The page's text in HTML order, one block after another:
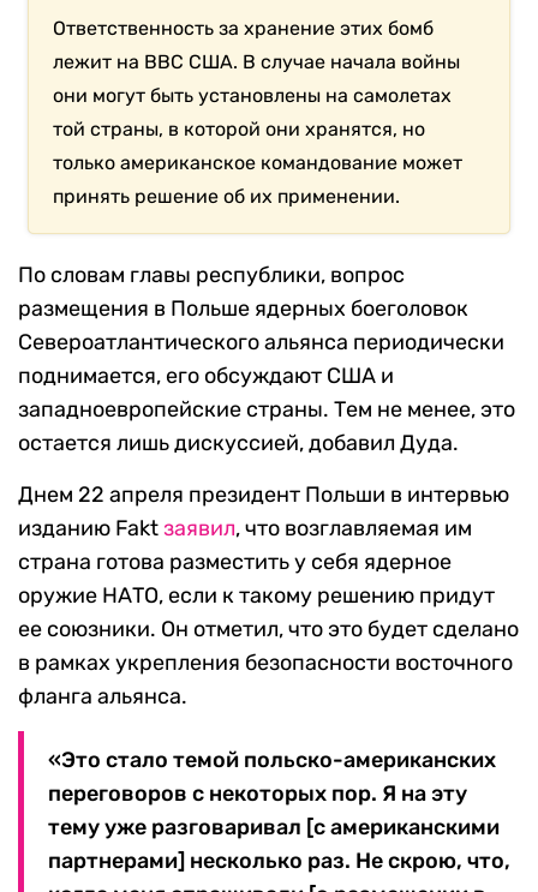
Ответственность за хранение этих бомб
лежит на ВВС США. В случае начала войны
они могут быть установлены на самолетах
той страны, в которой они хранятся, но
только американское командование может
принять решение об их применении.
По словам главы республики, вопрос
размещения в Польше ядерных боеголовок
Североатлантического альянса периодически
поднимается, его обсуждают США и
западноевропейские страны. Тем не менее, это
остается лишь дискуссией, добавил Дуда.
Днем 22 апреля президент Польши в интервью
изданию Faktзаявил, что возглавляемая им
страна готова разместить у себя ядерное
оружие НАТО, если к такому решению придут
ее союзники. Он отметил, что это будет сделано
в рамках укрепления безопасности восточного
фланга альянса.
«Это стало темой польско-американских
переговоров с некоторых пор. Я на эту
тему уже разговаривал [с американскими
партнерами] несколько раз. Не скрою, что,